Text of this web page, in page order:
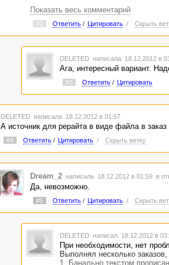
Автор пишет в обсуждении заказа
каждому автору персонально
все работы будут у Вас в
равно не быстрее)))
Показать весь комментарий
#2 Ответить/ Цитировать / Скрыть
DELETED написала 18.12.2012 в
Ага, интересный вариант.
#3 Ответить/ Цитировать
DELETED написала 18.12.2012 в 01:57
А источник для рерайта в виде файла в
#4 Ответить/ Цитировать / Скрыть ветку
Dream_2 написала 18.12.2012 в 01:59 в
Да, невозможно.
#5 Ответить/ Цитировать / Скрыть
DELETED написал 18.12.2012 в
При необходимости, нет
Выполнял несколько
1. Банально текстом